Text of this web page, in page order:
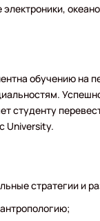
обучению на
студенту
University.
стратегии и